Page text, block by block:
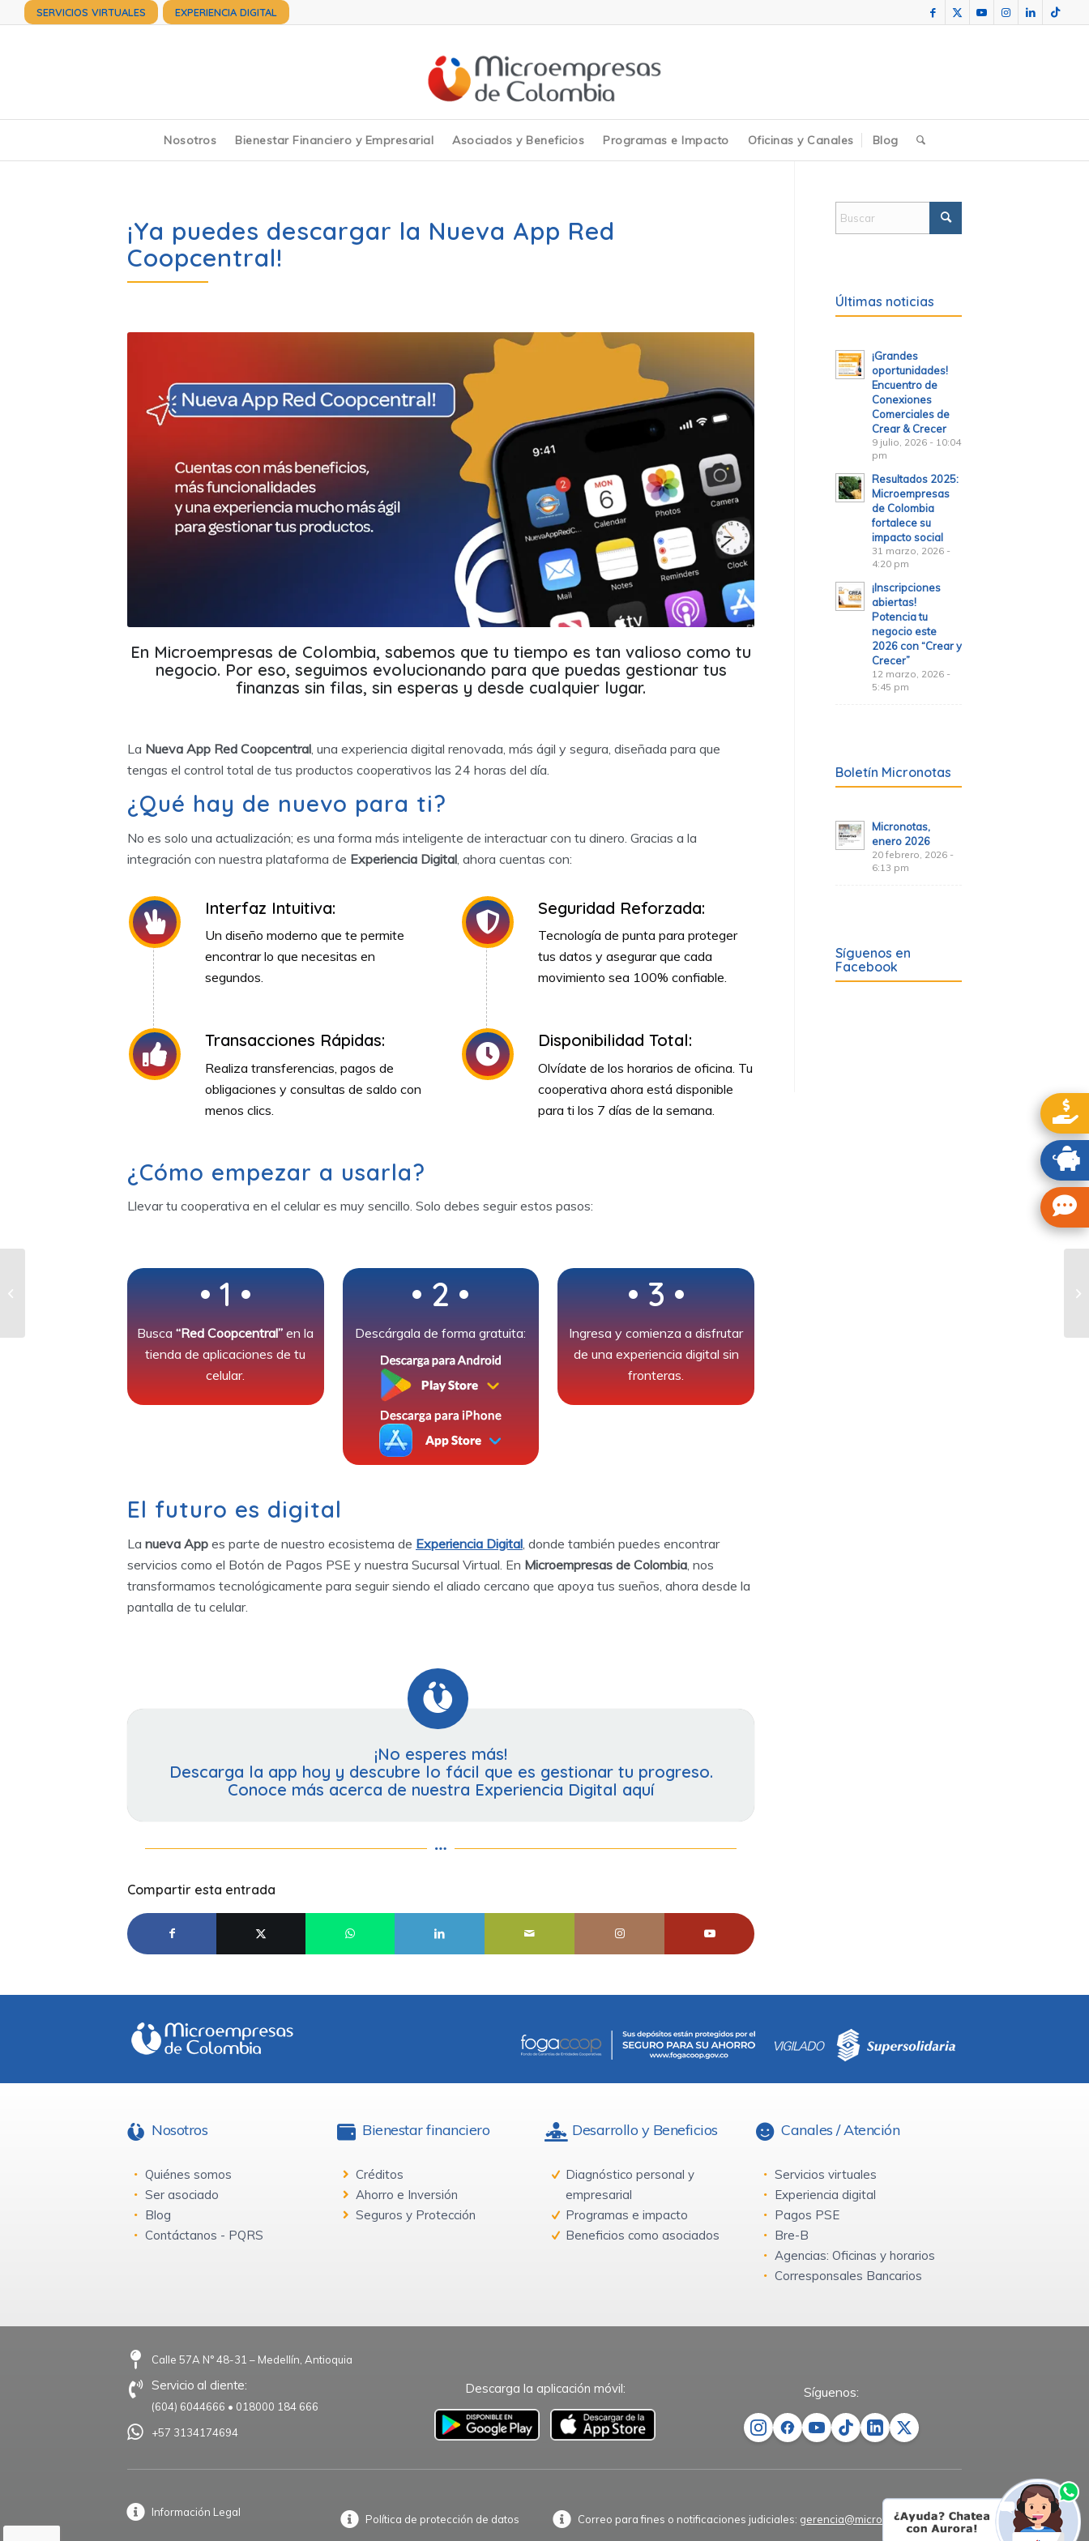
SERVICIOS VIRTUALES EXPERIENCIA DIGITAL
Nosotros Bienestar Financiero y Empresarial Asociados y Beneficios Programas e Impacto Oficinas y Canales Blog
¡Ya puedes descargar la Nueva App Red
Coopcentral!
En Microempresas de Colombia, sabemos que tu tiempo es tan valioso como tu
negocio. Por eso, seguimos evolucionando para que puedas gestionar tus
finanzas sin filas, sin esperas y desde cualquier lugar.
La Nueva App Red Coopcentral, una experiencia digital renovada, más ágil y segura, diseñada para que
tengas el control total de tus productos cooperativos las 24 horas del día.
¿Qué hay de nuevo para ti?
No es solo una actualización; es una forma más inteligente de interactuar con tu dinero. Gracias a la
integración con nuestra plataforma de Experiencia Digital , ahora cuentas con:
Interfaz Intuitiva:
Un diseño moderno que te permite
encontrar lo que necesitas en
segundos.
Transacciones Rápidas:
Realiza transferencias, pagos de
obligaciones y consultas de saldo con
menos clics.
Seguridad Reforzada:
Tecnología de punta para proteger
tus datos y asegurar que cada
movimiento sea 100% confiable.
Disponibilidad Total:
Olvídate de los horarios de oficina. Tu
cooperativa ahora está disponible
para ti los 7 días de la semana.
¿Cómo empezar a usarla?
Llevar tu cooperativa en el celular es muy sencillo. Solo debes seguir estos pasos:
• 1 •
Busca“Red Coopcentral” en la
tienda de aplicaciones de tu
celular.
• 2 •
Descárgala de forma gratuita:
• 3 •
Ingresa y comienza a disfrutar
de una experiencia digital sin
fronteras.
El futuro es digital
La nueva App es parte de nuestro ecosistema de Experiencia Digital , donde también puedes encontrar
servicios como el Botón de Pagos PSE y nuestra Sucursal Virtual. En Microempresas de Colombia , nos
transformamos tecnológicamente para seguir siendo el aliado cercano que apoya tus sueños, ahora desde la
pantalla de tu celular.
¡No esperes más!
Descarga la app hoy y descubre lo fácil que es gestionar tu progreso.
Conoce más acerca de nuestra Experiencia Digital aquí
Compartir esta entrada
Últimas noticias
¡Grandes
oportunidades!
Encuentro de
Conexiones
Comerciales de
Crear & Crecer
9 julio, 2026 - 10:04
pm
Resultados 2025:
Microempresas
de Colombia
fortalece su
impacto social
31 marzo, 2026 -
4:20 pm
¡Inscripciones
abiertas!
Potencia tu
negocio este
2026 con “Crear y
Crecer”
12 marzo, 2026 -
5:45 pm
Boletín Micronotas
Micronotas,
enero 2026
20 febrero, 2026 -
6:13 pm
Síguenos en
Facebook
Nosotros
Quiénes somos
Ser asociado
Blog
Contáctanos - PQRS
Bienestar financiero
Créditos
Ahorro e Inversión
Seguros y Protección
Desarrollo y Beneficios
Diagnóstico personal y
empresarial
Programas e impacto
Beneficios como asociados
Canales / Atención
Servicios virtuales
Experiencia digital
Pagos PSE
Bre-B
Agencias: Oficinas y horarios
Corresponsales Bancarios
Calle 57A N° 48-31 – Medellín, Antioquia
Servicio al cliente:
(604) 6044666 • 018000 184 666
+57 3134174694
Descarga la aplicación móvil: Síguenos:
Información Legal
Política de protección de datos Correo para fines o notificaciones judiciales: gerencia@microempresas.co